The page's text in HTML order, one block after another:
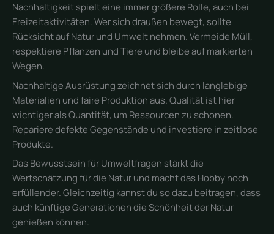
Nachhaltigkeit spielt eine immer größere Rolle, auch bei
Freizeitaktivitäten. Wer sich draußen bewegt, sollte
Rücksicht auf Natur und Umwelt nehmen. Vermeide Müll,
respektiere Pflanzen und Tiere und bleibe auf markierten
Wegen.
Nachhaltige Ausrüstung zeichnet sich durch langlebige
Materialien und faire Produktion aus. Qualität ist hier
wichtiger als Quantität, um Ressourcen zu schonen.
Repariere defekte Gegenstände und investiere in zeitlose
Produkte.
Das Bewusstsein für Umweltfragen stärkt die
Wertschätzung für die Natur und macht das Hobby noch
erfüllender. Gleichzeitig kannst du so dazu beitragen, dass
auch künftige Generationen die Schönheit der Natur
genießen können.